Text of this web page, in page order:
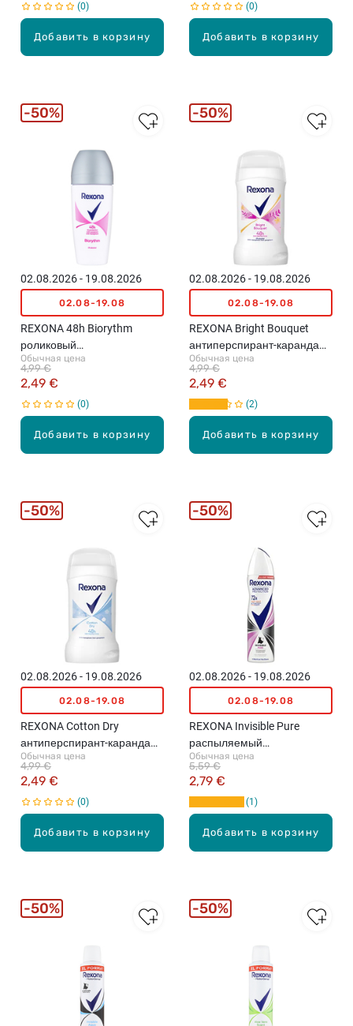
Добавить в корзину
0
Добавить в корзину
0
Добавить в корзину
02.08.2026 - 19.08.2026
02.08-19.08
REXONA 48h Biorythm
роликовый
антиперспирант, 50мл
Обычная цена
2,49 €
4,99 €
0
50%
Добавить в корзину
02.08.2026 - 19.08.2026
02.08-19.08
REXONA Bright Bouquet
антиперспирант-карандаш,
50мл
Обычная цена
2,49 €
4,99 €
2
50%
Добавить в корзину
02.08.2026 - 19.08.2026
02.08-19.08
REXONA Cotton Dry
антиперспирант-карандаш,
50мл
Обычная цена
2,49 €
4,99 €
0
50%
Добавить в корзину
02.08.2026 - 19.08.2026
02.08-19.08
REXONA Invisible Pure
распыляемый
антиперспирант, 150мл
Обычная цена
2,79 €
5,59 €
1
50%
50% 50%